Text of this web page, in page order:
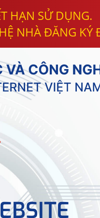
HẠN SỬ DỤNG.
NHÀ ĐĂNG KÝ